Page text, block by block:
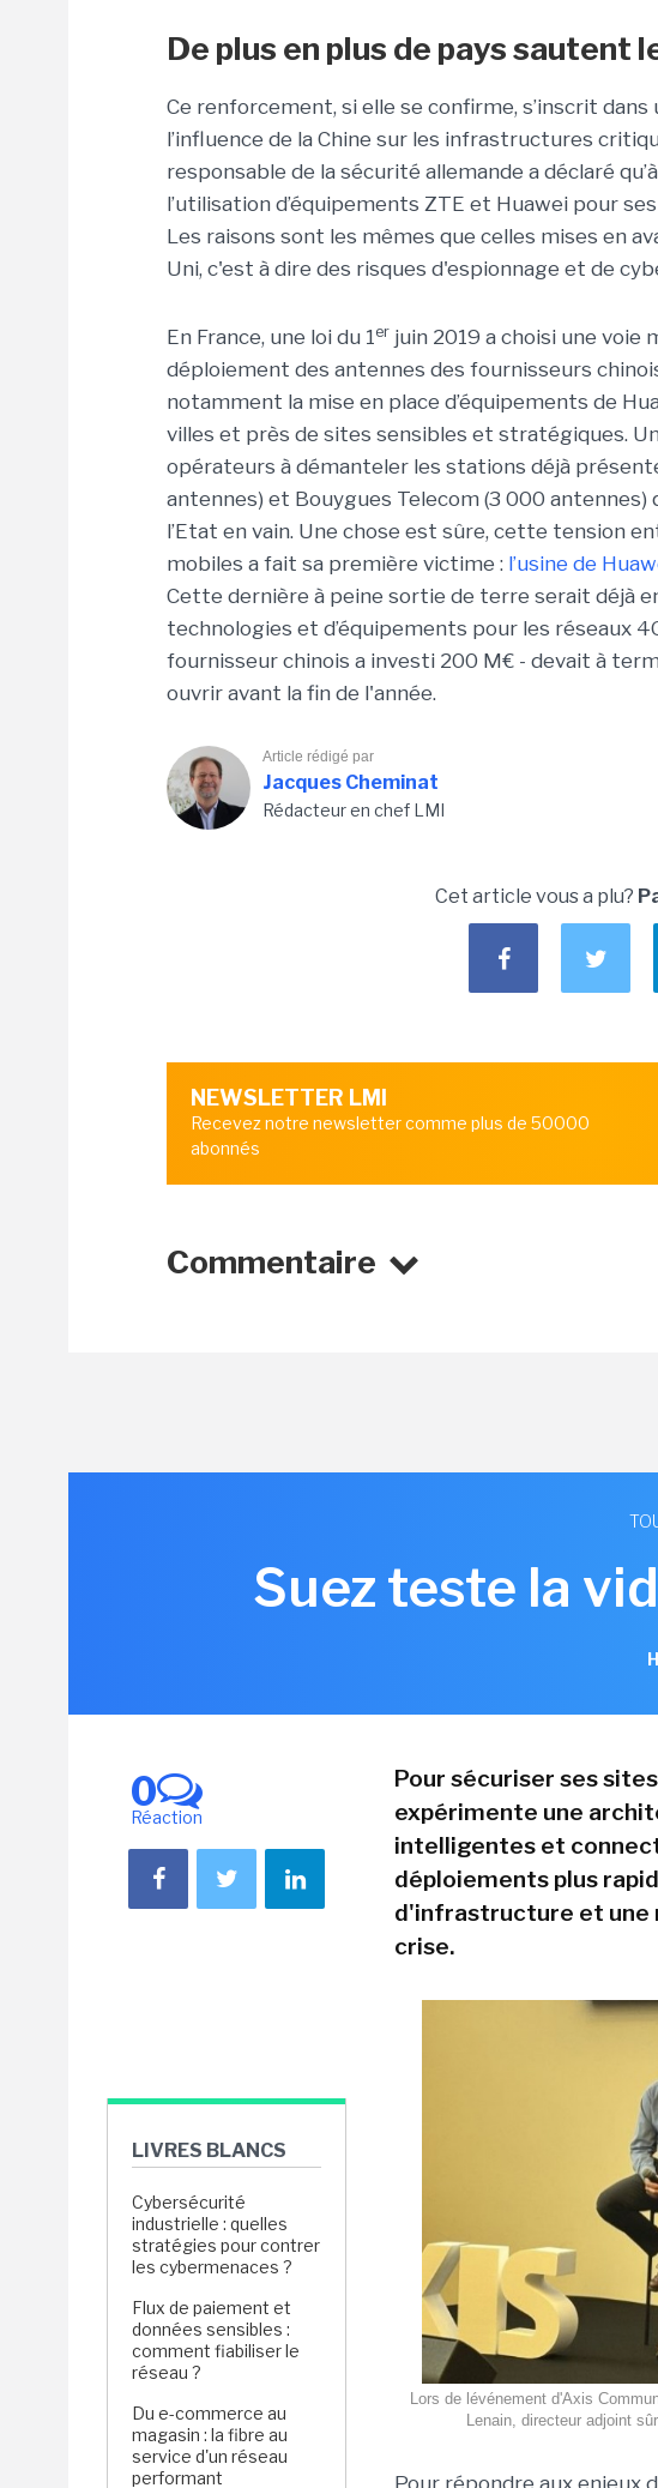
De plus en plus de pays sautent
Ce renforcement, si elle se confirme, s’inscrit
l’influence de la Chine sur les infrastructures
responsable de la sécurité allemande a déclaré
l’utilisation d’équipements ZTE et Huawei pour
Les raisons sont les mêmes que celles mises en
Uni, c'est à dire des risques d'espionnage et de
En France, une loi du 1er juin 2019 a choisi une voie
déploiement des antennes des fournisseurs
notamment la mise en place d’équipements de
villes et près de sites sensibles et stratégiques.
opérateurs à démanteler les stations déjà
antennes) et Bouygues Telecom (3 000
l’Etat en vain. Une chose est sûre, cette tension
mobiles a fait sa première victime : l’usine de
Cette dernière à peine sortie de terre serait déjà
technologies et d’équipements pour les réseaux
fournisseur chinois a investi 200 M€ - devait à
ouvrir avant la fin de l'année.
Article rédigé par
Jacques Cheminat
Rédacteur en chef LMI
Cet article vous a plu?
NEWSLETTER LMI
Recevez notre newsletter comme plus de 50000
abonnés
Commentaire
Suez teste la
0
Réaction
LIVRES BLANCS
Cybersécurité
industrielle : quelles
stratégies pour contrer
les cybermenaces ?
Flux de paiement et
données sensibles :
comment fiabiliser le
réseau ?
Du e-commerce au
magasin : la fibre au
service d'un réseau
performant
Pour sécuriser ses
expérimente une
intelligentes et
déploiements plus
d'infrastructure et une
crise.
Lors de lévénement d'Axis
Lenain, directeur adjoint
Pour répondre aux enjeux